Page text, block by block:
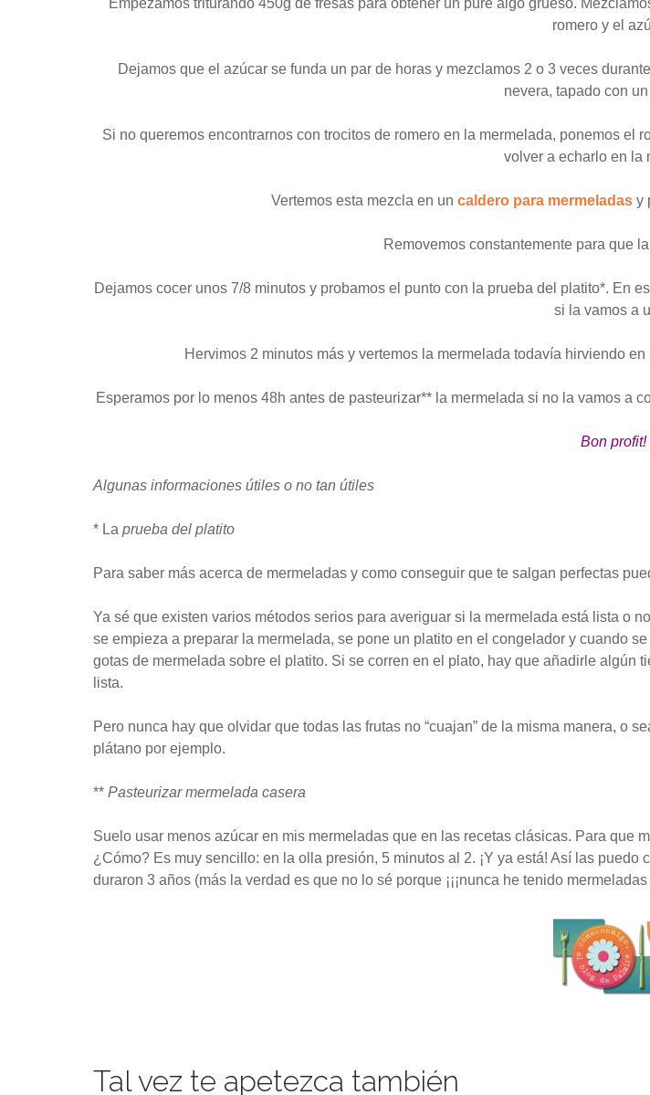
romero y el
Dejamos que el azúcar se funda un par de horas y mezclamos 2 o 3 veces
nevera, tapado con
Si no queremos encontrarnos con trocitos de romero en la mermelada, ponemos
volver a echarlo en la
Vertemos esta mezcla en un caldero para mermeladasy
Removemos constantemente para que
Dejamos cocer unos 7/8 minutos y probamos el punto con la prueba del platito*. En
si la vamos a
Hervimos 2 minutos más y vertemos la mermelada todavía hirviendo
Esperamos por lo menos 48h antes de pasteurizar** la mermelada si no la vamos a
Bon profit!
Algunas informaciones útiles o no tan útiles
* La prueba del platito
Para saber más acerca de mermeladas y como conseguir que te salgan perfectas
Ya sé que existen varios métodos serios para averiguar si la mermelada está lista o
se empieza a preparar la mermelada, se pone un platito en el congelador y cuando
gotas de mermelada sobre el platito. Si se corren en el plato, hay que añadirle algún
lista.
Pero nunca hay que olvidar que todas las frutas no “cuajan” de la misma manera, o
plátano por ejemplo.
** Pasteurizar mermelada casera
Suelo usar menos azúcar en mis mermeladas que en las recetas clásicas. Para que
¿Cómo? Es muy sencillo: en la olla presión, 5 minutos al 2. ¡Y ya está! Así las
duraron 3 años (más la verdad es que no lo sé porque ¡¡¡nunca he tenido
Tal vez te apetezca también